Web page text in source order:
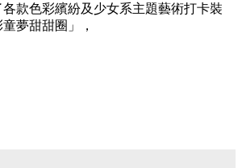
款色彩繽紛及少女系主題藝術打卡裝
夢甜甜圈」，